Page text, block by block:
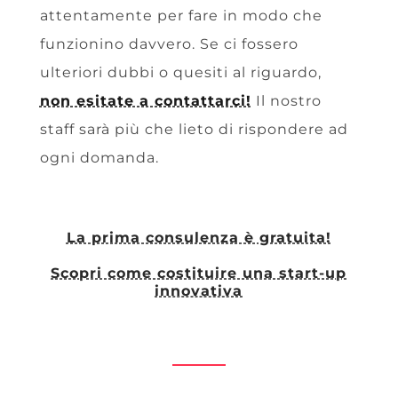
attentamente per fare in modo che
funzionino davvero. Se ci fossero
ulteriori dubbi o quesiti al riguardo,
non esitate a contattarci! Il nostro
staff sarà più che lieto di rispondere ad
ogni domanda.
La prima consulenza è gratuita!
Scopri come costituire una start-up
innovativa